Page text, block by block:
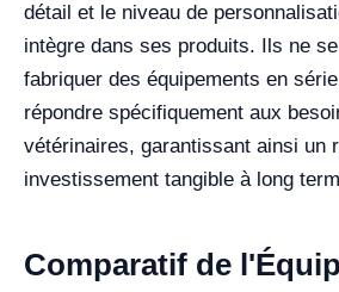
détail et le niveau de
intègre dans ses produits. Ils ne
fabriquer des équipements en
répondre spécifiquement aux
vétérinaires, garantissant ainsi un
investissement tangible à long
Comparatif de